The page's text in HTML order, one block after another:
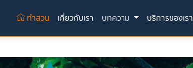
ทำสวน (current)
เกี่ยวกับเรา บทความ บริการของเรา